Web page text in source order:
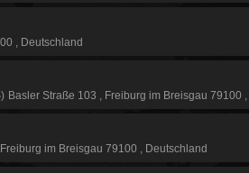
Deutschland
Basler Straße 103 Freiburg im Breisgau 79100
Freiburg im Breisgau 79100 Deutschland